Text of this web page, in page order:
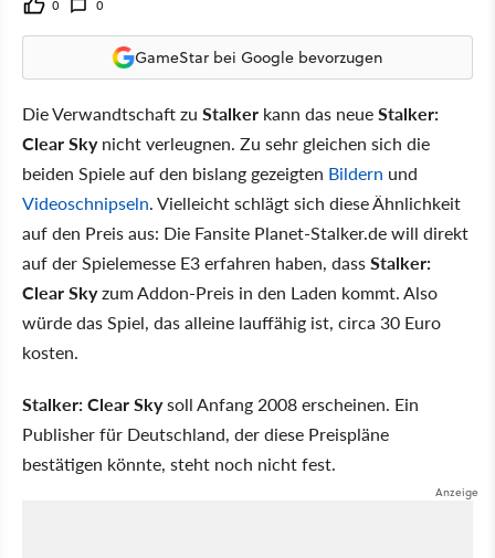
0 0
GameStar bei Google bevorzugen
Die Verwandtschaft zu Stalker kann das neueStalker:
Clear Skynicht verleugnen. Zu sehr gleichen sich die
beiden Spiele auf den bislang gezeigten Bildern und
Videoschnipseln. Vielleicht schlägt sich diese Ähnlichkeit
auf den Preis aus: Die Fansite Planet-Stalker.de will direkt
auf der Spielemesse E3 erfahren haben, dassStalker:
Clear Skyzum Addon-Preis in den Laden kommt. Also
würde das Spiel, das alleine lauffähig ist, circa 30 Euro
kosten.
Stalker: Clear Skysoll Anfang 2008 erscheinen. Ein
Publisher für Deutschland, der diese Preispläne
bestätigen könnte, steht noch nicht fest.